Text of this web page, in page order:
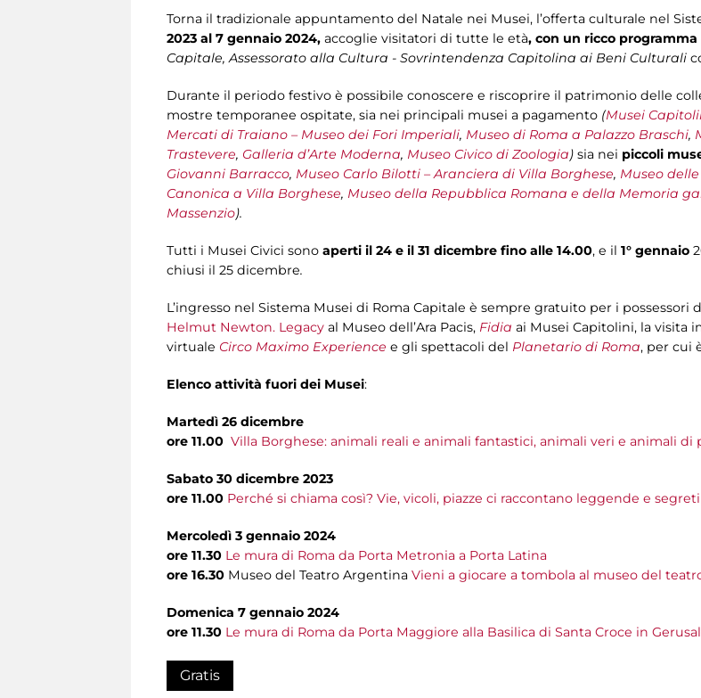
Torna il tradizionale appuntamento del Natale nei Musei, l’offerta culturale nel
2023 al 7 gennaio 2024, accoglie visitatori di tutte le età, con un ricco
Capitale, Assessorato alla Cultura - Sovrintendenza Capitolina ai Beni Culturali
Durante il periodo festivo è possibile conoscere e riscoprire il patrimonio delle
mostre temporanee ospitate, sia nei principali musei a pagamento (Musei
Mercati di Traiano – Museo dei Fori Imperiali, Museo di Roma a Palazzo Braschi,
Trastevere, Galleria d’Arte Moderna, Museo Civico di Zoologia) sia nei piccoli
Giovanni Barracco, Museo Carlo Bilotti – Aranciera di Villa Borghese, Museo
Canonica a Villa Borghese, Museo della Repubblica Romana e della Memoria
Massenzio).
Tutti i Musei Civici sono aperti il 24 e il 31 dicembre fino alle 14.00, e il 1° gennaio
chiusi il 25 dicembre.
L’ingresso nel Sistema Musei di Roma Capitale è sempre gratuito per i possessori
Helmut Newton. Legacy al Museo dell’Ara Pacis, Fidia ai Musei Capitolini, la visita
virtuale Circo Maximo Experience e gli spettacoli del Planetario di Roma, per cui
Elenco attività fuori dei Musei:
Martedì 26 dicembre
ore 11.00 Villa Borghese: animali reali e animali fantastici, animali veri e animali di
Sabato 30 dicembre 2023
ore 11.00 Perché si chiama così? Vie, vicoli, piazze ci raccontano leggende e segreti
Mercoledì 3 gennaio 2024
ore 11.30 Le mura di Roma da Porta Metronia a Porta Latina
ore 16.30 Museo del Teatro Argentina Vieni a giocare a tombola al museo del
Domenica 7 gennaio 2024
ore 11.30 Le mura di Roma da Porta Maggiore alla Basilica di Santa Croce in
Gratis